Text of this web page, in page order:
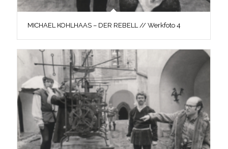
MICHAEL KOHLHAAS – DER REBELL // Werkfoto 4